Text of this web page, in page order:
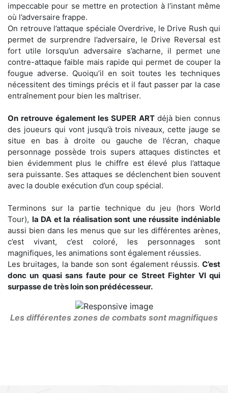
impeccable pour se mettre en protection à l’instant même
où l’adversaire frappe.
On retrouve l’attaque spéciale Overdrive, le Drive Rush qui
permet de surprendre l’adversaire, le Drive Reversal est
fort utile lorsqu’un adversaire s’acharne, il permet une
contre-attaque faible mais rapide qui permet de couper la
fougue adverse. Quoiqu’il en soit toutes les techniques
nécessitent des timings précis et il faut passer par la case
entraînement pour bien les maîtriser.
On retrouve également les SUPER ART déjà bien connus
des joueurs qui vont jusqu’à trois niveaux, cette jauge se
situe en bas à droite ou gauche de l’écran, chaque
personnage possède trois supers attaques distinctes et
bien évidemment plus le chiffre est élevé plus l’attaque
sera puissante. Ses attaques se déclenchent bien souvent
avec la double exécution d’un coup spécial.
Terminons sur la partie technique du jeu (hors World
Tour), la DA et la réalisation sont une réussite indéniable
aussi bien dans les menus que sur les différentes arènes,
c’est vivant, c’est coloré, les personnages sont
magnifiques, les animations sont également réussies.
Les bruitages, la bande son sont également réussis. C’est
donc un quasi sans faute pour ce Street Fighter VI qui
surpasse de très loin son prédécesseur.
Les différentes zones de combats sont magnifiques